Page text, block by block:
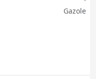
Gazole